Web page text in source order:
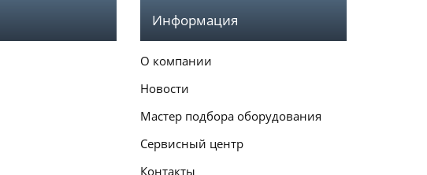
Информация
О компании
Новости
Мастер подбора оборудования
Сервисный центр
Контакты